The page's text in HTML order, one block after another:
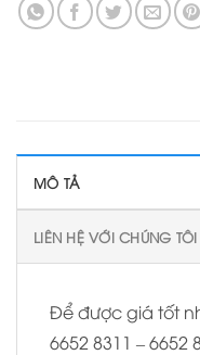
MÔ TẢ
LIÊN HỆ VỚI CHÚNG TÔI
Để được giá tốt
6652 8311 – 6652